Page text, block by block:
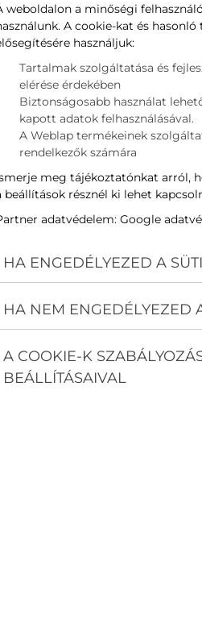
hajszolni a decibeleket, a 22
átlagos hallással, ahogyan
az a használat módja lesz.
A KLÍMÁT?
weboldalon a minőségi
A cookie-kat és
használjuk:
Tartalmak szolgáltatása és
elérése érdekében
Biztonságosabb használat
kapott adatok felhasználásával.
A Weblap termékeinek
rendelkezők számára
meg tájékoztatónkat arról,
beállítások résznél ki lehet
adatvédelem: Google
HA ENGEDÉLYEZED A
HA NEM ENGEDÉLYEZED
A COOKIE-K
BEÁLLÍTÁSAIVAL